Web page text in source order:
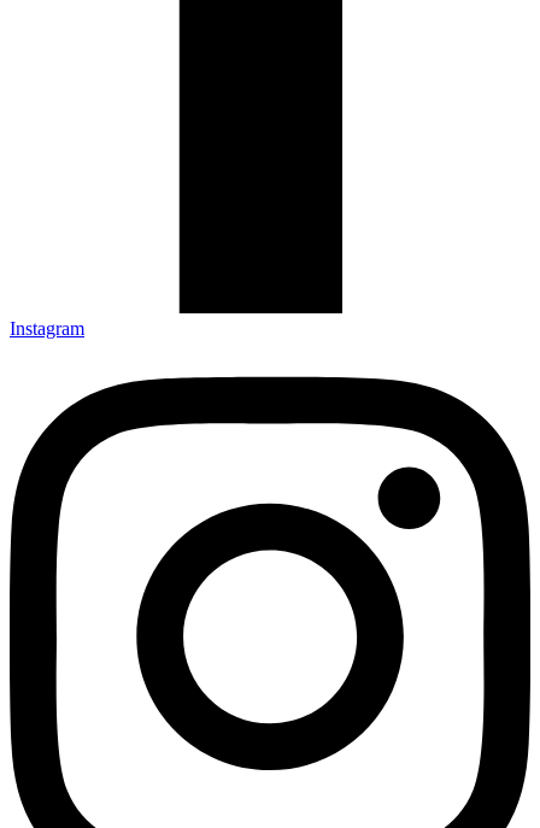
Instagram